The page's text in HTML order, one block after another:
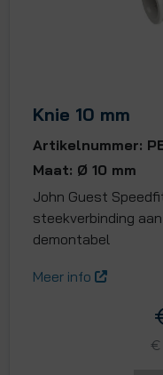
Knie 10 mm
Artikelnummer:
Maat: Ø 10 mm
John Guest
steekverbinding
demontabel
Meer info
€